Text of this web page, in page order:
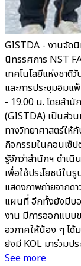
GISTDA - งานจัด
นิทรรศการ NST
เทคโนโลยีแห่งชา
และการประชุมอิมแ
- 19.00 น. โดยสำ
(GISTDA) เป็นส่ว
ทางวิทยาศาสตร์ใ
กิจกรรมในคอนเซ็
รูัจักว่าสำนักฯ ดำเ
เพื่อใช้ประโยชน์ใน
แสดงภาพถ่ายจากด
แผนที่ อีกทั้งยังมีบอ
งาน มีการออกแบบ
อวกาศให้น้อง ๆ ได้
ยังมี KOL มาร่วมป
See more